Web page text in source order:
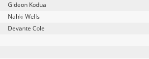
Gideon Kodua
Nahki Wells
Devante Cole